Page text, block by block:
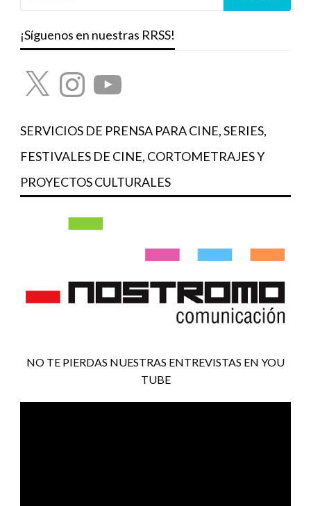
¡Síguenos en nuestras RRSS!
X InstagramYouTube
SERVICIOS DE PRENSA PARA CINE, SERIES,
FESTIVALES DE CINE, CORTOMETRAJES Y
PROYECTOS CULTURALES
NO TE PIERDAS NUESTRAS ENTREVISTAS EN YOU
TUBE